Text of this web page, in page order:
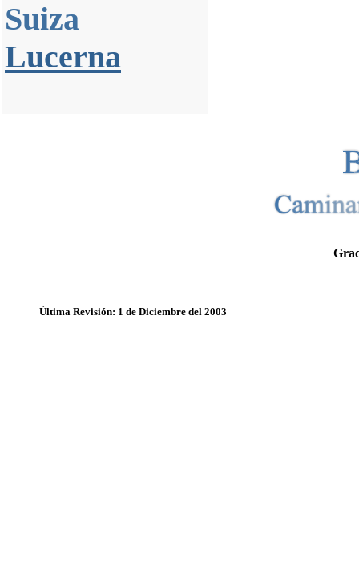
Suiza
Lucerna
Última Revisión: 1 de Diciembre del 2003